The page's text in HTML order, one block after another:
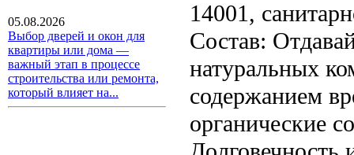
05.08.2026
Выбор дверей и окон для
квартиры или дома —
важный этап в процессе
строительства или ремонта,
который влияет на...
14001,
Состав:
натуральных
содержанием
органические